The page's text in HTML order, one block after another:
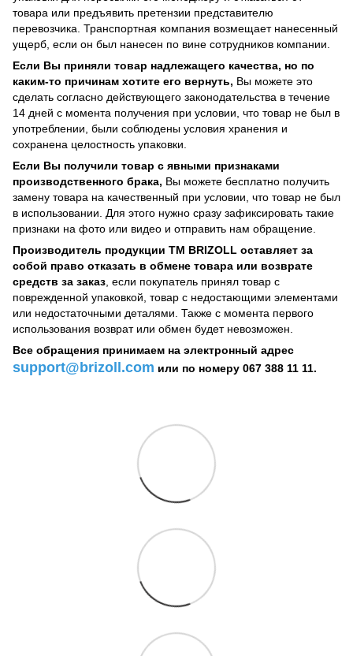
товара или предъявить претензии представителю
перевозчика. Транспортная компания возмещает нанесенный
ущерб, если он был нанесен по вине сотрудников компании.
Если Вы приняли товар надлежащего качества, но по
каким-то причинам хотите его вернуть, Вы можете это
сделать согласно действующего законодательства в течение
14 дней с момента получения при условии, что товар не был в
употреблении, были соблюдены условия хранения и
сохранена целостность упаковки.
Если Вы получили товар с явными признаками
производственного брака, Вы можете бесплатно получить
замену товара на качественный при условии, что товар не был
в использовании. Для этого нужно сразу зафиксировать такие
признаки на фото или видео и отправить нам обращение.
Производитель продукции ТМ BRIZOLL оставляет за
собой право отказать в обмене товара или возврате
средств за заказ, если покупатель принял товар с
поврежденной упаковкой, товар с недостающими элементами
или недостаточными деталями. Также с момента первого
использования возврат или обмен будет невозможен.
Все обращения принимаем на электронный адрес
support@brizoll.com или по номеру 067 388 11 11.